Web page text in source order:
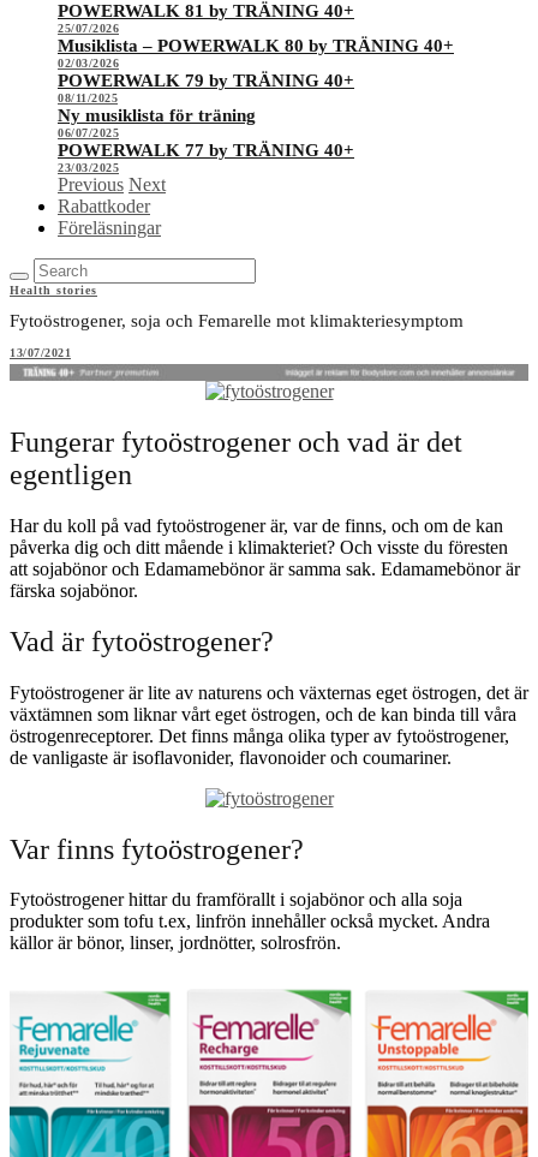
POWERWALK 81 by TRÄNING 40+
25/07/2026
Musiklista – POWERWALK 80 by TRÄNING 40+
02/03/2026
POWERWALK 79 by TRÄNING 40+
08/11/2025
Ny musiklista för träning
06/07/2025
POWERWALK 77 by TRÄNING 40+
23/03/2025
Previous Next
Rabattkoder
Föreläsningar
Health stories
Fytoöstrogener, soja och Femarelle mot klimakteriesymptom
13/07/2021
Fungerar fytoöstrogener och vad är det
egentligen
Har du koll på vad fytoöstrogener är, var de finns, och om de kan
påverka dig och ditt mående i klimakteriet? Och visste du föresten
att sojabönor och Edamamebönor är samma sak. Edamamebönor är
färska sojabönor.
Vad är fytoöstrogener?
Fytoöstrogener är lite av naturens och växternas eget östrogen, det är
växtämnen som liknar vårt eget östrogen, och de kan binda till våra
östrogenreceptorer. Det finns många olika typer av fytoöstrogener,
de vanligaste är isoflavonider, flavonoider och coumariner.
Var finns fytoöstrogener?
Fytoöstrogener hittar du framförallt i sojabönor och alla soja
produkter som tofu t.ex, linfrön innehåller också mycket. Andra
källor är bönor, linser, jordnötter, solrosfrön.